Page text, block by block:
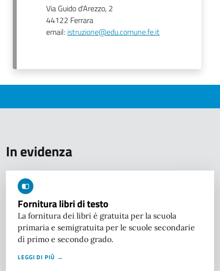
Via Guido d'Arezzo, 2
44122 Ferrara
email: istruzione@edu.comune.fe.it
In evidenza
Fornitura libri di testo
La fornitura dei libri è gratuita per la scuola
primaria e semigratuita per le scuole secondarie
di primo e secondo grado.
LEGGI DI PIÙ →